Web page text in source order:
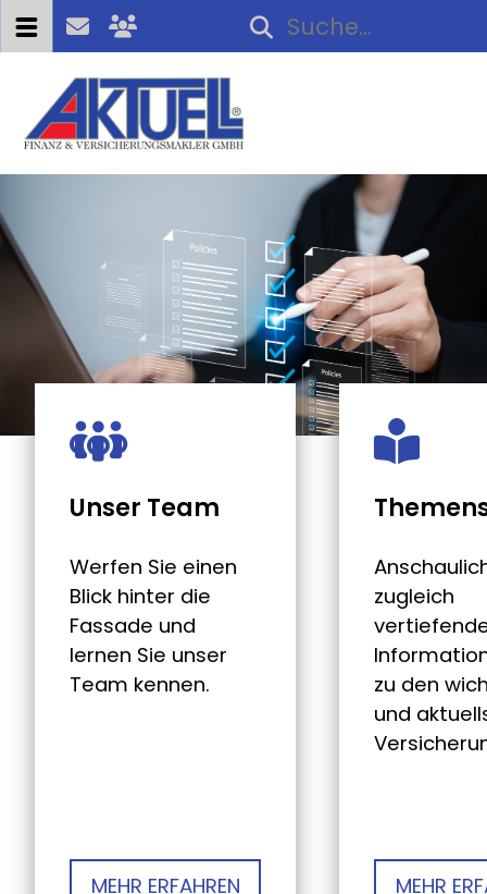
Unser Team
Werfen Sie einen
Blick hinter die
Fassade und
lernen Sie unser
Team kennen.
MEHR ERFAHREN
zugleich
zu den
und
MEHR